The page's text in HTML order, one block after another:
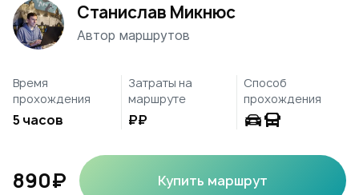
Станислав Микнюс
Автор маршрутов
Время
прохождения
5 часов
Затраты на
маршруте
₽₽
Способ
прохождения
890₽ Купить маршрут